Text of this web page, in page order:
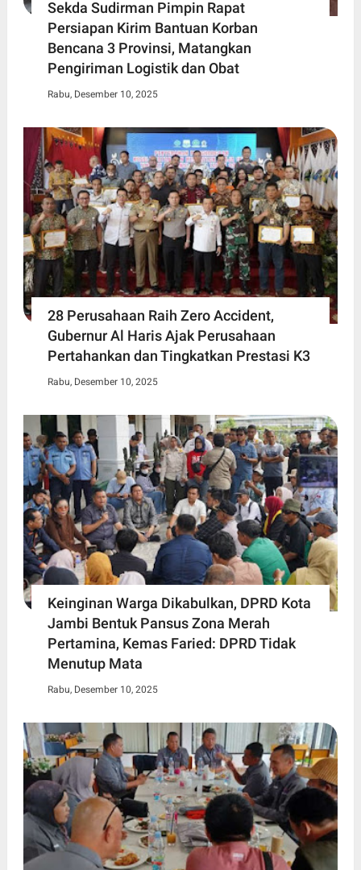
Sekda Sudirman Pimpin Rapat
Persiapan Kirim Bantuan Korban
Bencana 3 Provinsi, Matangkan
Pengiriman Logistik dan Obat
Rabu, Desember 10, 2025
28 Perusahaan Raih Zero Accident,
Gubernur Al Haris Ajak Perusahaan
Pertahankan dan Tingkatkan Prestasi K3
Rabu, Desember 10, 2025
Keinginan Warga Dikabulkan, DPRD Kota
Jambi Bentuk Pansus Zona Merah
Pertamina, Kemas Faried: DPRD Tidak
Menutup Mata
Rabu, Desember 10, 2025